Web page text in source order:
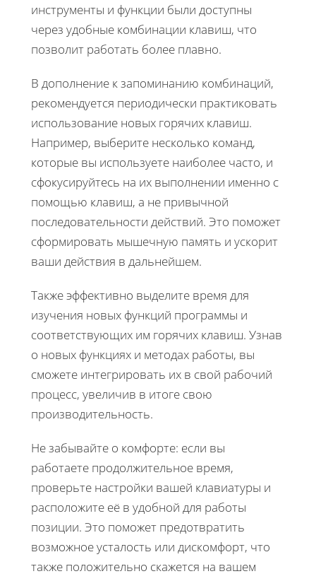
инструменты и функции были доступны
через удобные комбинации клавиш, что
позволит работать более плавно.
В дополнение к запоминанию комбинаций,
рекомендуется периодически практиковать
использование новых горячих клавиш.
Например, выберите несколько команд,
которые вы используете наиболее часто, и
сфокусируйтесь на их выполнении именно с
помощью клавиш, а не привычной
последовательности действий. Это поможет
сформировать мышечную память и ускорит
ваши действия в дальнейшем.
Также эффективно выделите время для
изучения новых функций программы и
соответствующих им горячих клавиш. Узнав
о новых функциях и методах работы, вы
сможете интегрировать их в свой рабочий
процесс, увеличив в итоге свою
производительность.
Не забывайте о комфорте: если вы
работаете продолжительное время,
проверьте настройки вашей клавиатуры и
расположите её в удобной для работы
позиции. Это поможет предотвратить
возможное усталость или дискомфорт, что
также положительно скажется на вашем